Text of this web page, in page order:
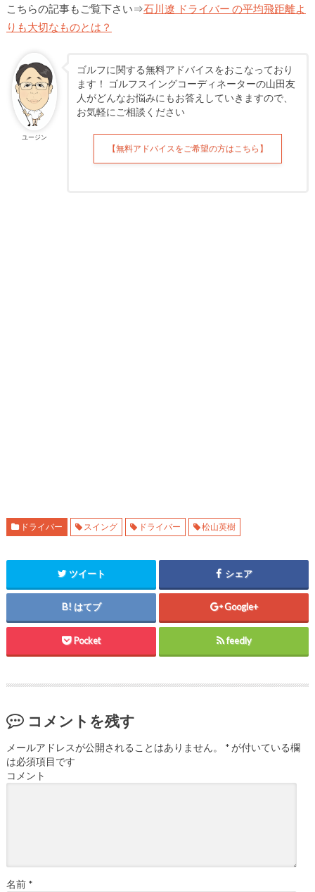
こちらの記事もご覧下さい⇒石川遼 ドライバー の平均飛距離よ
りも大切なものとは？
ユージン
ゴルフに関する無料アドバイスをおこなっており
ます！ ゴルフスイングコーディネーターの山田友
人がどんなお悩みにもお答えしていきますので、
お気軽にご相談ください
【無料アドバイスをご希望の方はこちら】
ドライバー スイング ドライバー 松山英樹
ツイート シェア
はてブ Google+
Pocket feedly
コメントを残す
メールアドレスが公開されることはありません。 *が付いている欄
は必須項目です
コメント
名前 *